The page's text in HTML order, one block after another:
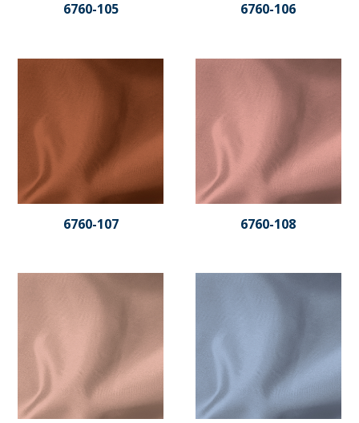
6760-105 6760-106
6760-107 6760-108